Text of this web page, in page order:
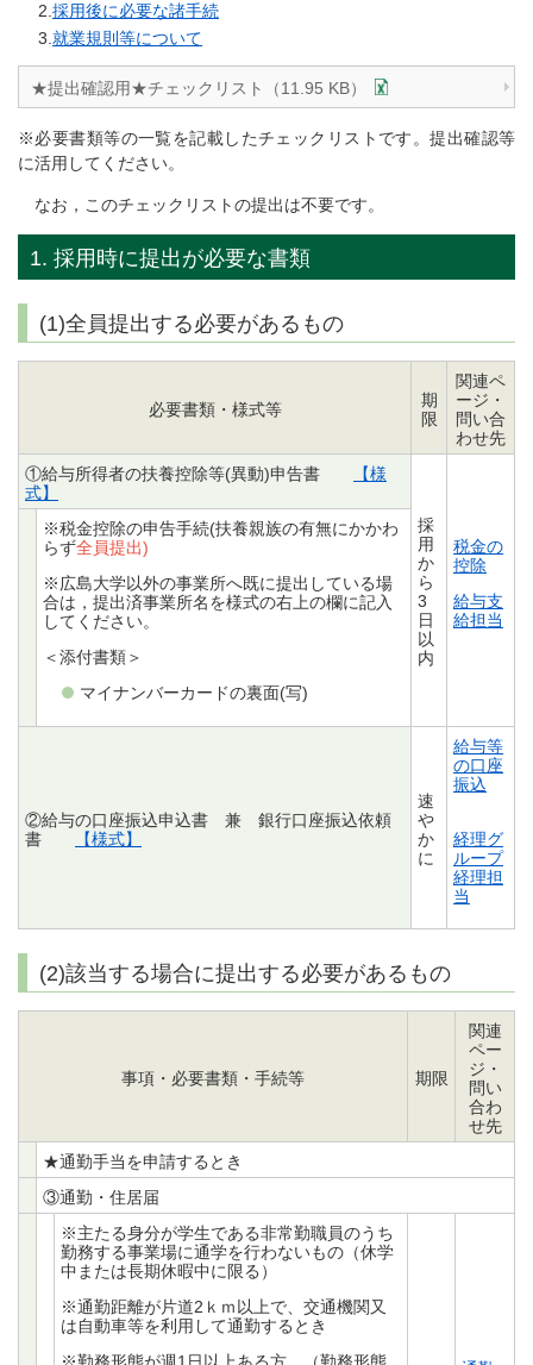
採用後に必要な諸手続
就業規則等について
★提出確認用★チェックリスト（11.95 KB）
※必要書類等の一覧を記載したチェックリストです。提出確認等
に活用してください。
なお，このチェックリストの提出は不要です。
1. 採用時に提出が必要な書類
(1)全員提出する必要があるもの
必要書類・様式等
期
限
関連ペ
ージ・
問い合
わせ先
①給与所得者の扶養控除等(異動)申告書
【様
式】
採
用
か
ら
3
日
以
内
税金の
控除
給与支
給担当
※税金控除の申告手続(扶養親族の有無にかかわ
らず全員提出)
※広島大学以外の事業所へ既に提出している場
合は，提出済事業所名を様式の右上の欄に記入
してください。
＜添付書類＞
マイナンバーカードの裏面(写)
②給与の口座振込申込書 兼 銀行口座振込依頼
書
【様式】
速
や
か
に
給与等
の口座
振込
経理グ
ループ
経理担
当
(2)該当する場合に提出する必要があるもの
事項・必要書類・手続等 期限
関連
ペー
ジ・
問い
合わ
せ先
★通勤手当を申請するとき
③通勤・住居届
※主たる身分が学生である非常勤職員のうち
勤務する事業場に通学を行わないもの（休学
中または長期休暇中に限る）
※通勤距離が片道2ｋｍ以上で、交通機関又
は自動車等を利用して通勤するとき